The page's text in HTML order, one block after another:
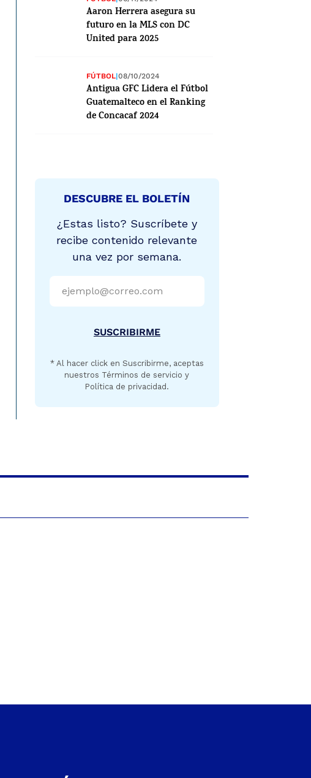
Aaron Herrera asegura su
futuro en la MLS con DC
United para 2025
FÚTBOL|08/10/2024
Antigua GFC Lidera el Fútbol
Guatemalteco en el Ranking
de Concacaf 2024
DESCUBRE EL BOLETÍN
¿Estas listo? Suscríbete y
recibe contenido relevante
una vez por semana.
SUSCRIBIRME
* Al hacer click en Suscribirme, aceptas
nuestros Términos de servicio y
Política de privacidad.